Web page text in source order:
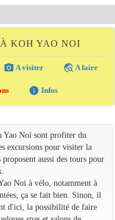
KOH YAO NOI
photo_camera A visiter travel_explore A faire
info Infos
Yao Noï sont profiter du
excursions pour visiter la
aussi des tours pour
Noi à vélo, notamment à
ça se fait bien. Sinon, il
d'ici, la possibilité de faire